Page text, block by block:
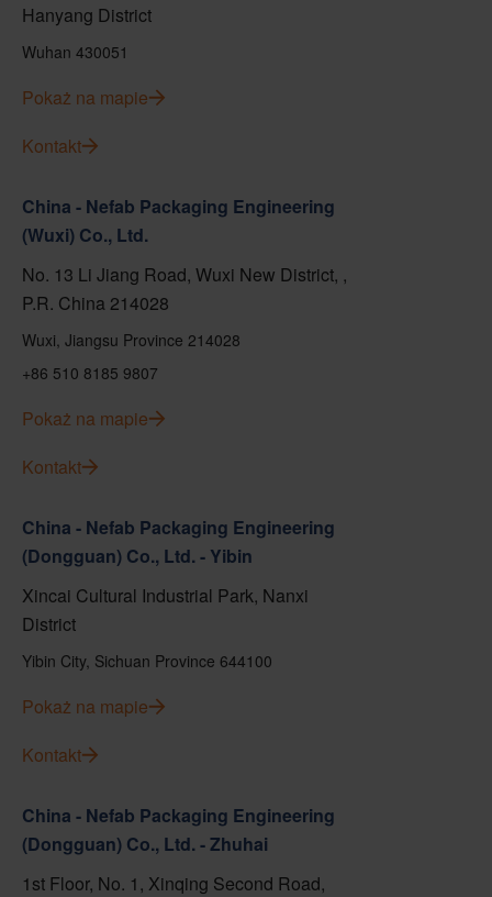
Hanyang District
Wuhan 430051
Pokaż na mapie
Kontakt
China - Nefab Packaging Engineering
(Wuxi) Co., Ltd.
No. 13 Li Jiang Road, Wuxi New District, ,
P.R. China 214028
Wuxi, Jiangsu Province 214028
+86 510 8185 9807
Pokaż na mapie
Kontakt
China - Nefab Packaging Engineering
(Dongguan) Co., Ltd. - Yibin
Xincai Cultural Industrial Park, Nanxi
District
Yibin City, Sichuan Province 644100
Pokaż na mapie
Kontakt
China - Nefab Packaging Engineering
(Dongguan) Co., Ltd. - Zhuhai
1st Floor, No. 1, Xinqing Second Road,